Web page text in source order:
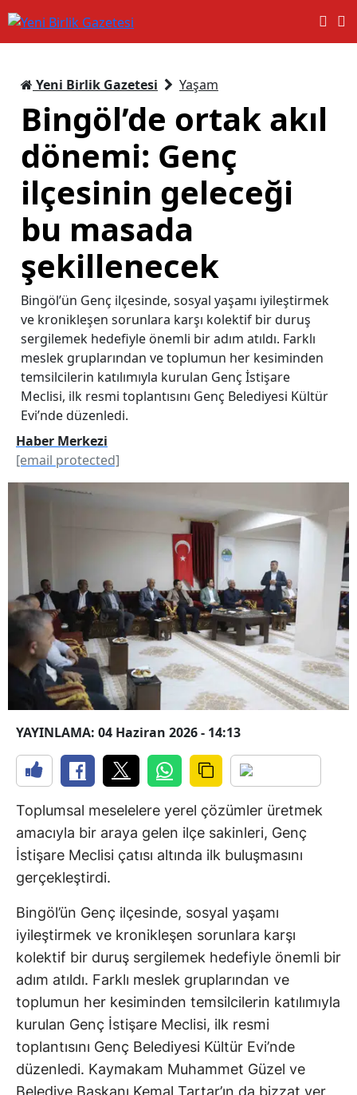
Yeni Birlik Gazetesi Yaşam
Bingöl’de ortak akıl
dönemi: Genç
ilçesinin geleceği
bu masada
şekillenecek
Bingöl’ün Genç ilçesinde, sosyal yaşamı iyileştirmek
ve kronikleşen sorunlara karşı kolektif bir duruş
sergilemek hedefiyle önemli bir adım atıldı. Farklı
meslek gruplarından ve toplumun her kesiminden
temsilcilerin katılımıyla kurulan Genç İstişare
Meclisi, ilk resmi toplantısını Genç Belediyesi Kültür
Evi’nde düzenledi.
Haber Merkezi
[email protected]
YAYINLAMA: 04 Haziran 2026 - 14:13
Toplumsal meselelere yerel çözümler üretmek
amacıyla bir araya gelen ilçe sakinleri, Genç
İstişare Meclisi çatısı altında ilk buluşmasını
gerçekleştirdi.
Bingöl’ün Genç ilçesinde, sosyal yaşamı
iyileştirmek ve kronikleşen sorunlara karşı
kolektif bir duruş sergilemek hedefiyle önemli bir
adım atıldı. Farklı meslek gruplarından ve
toplumun her kesiminden temsilcilerin katılımıyla
kurulan Genç İstişare Meclisi, ilk resmi
toplantısını Genç Belediyesi Kültür Evi’nde
düzenledi. Kaymakam Muhammet Güzel ve
Belediye Başkanı Kemal Tartar’ın da bizzat yer